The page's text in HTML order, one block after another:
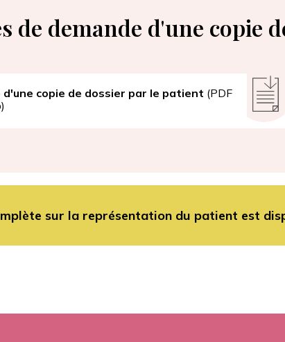
de demande d'une copie
d'une copie de dossier par le patient (PDF
sur la représentation du patient est